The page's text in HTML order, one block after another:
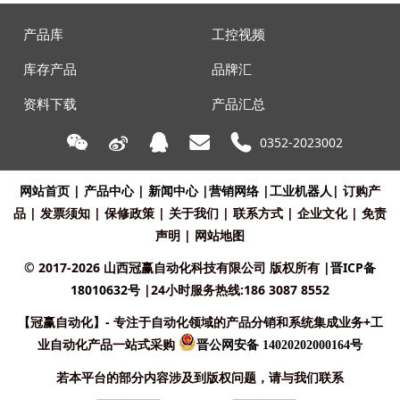
产品库
工控视频
库存产品
品牌汇
资料下载
产品汇总
0352-2023002
网站首页 | 产品中心 | 新闻中心|营销网络 |工业机器人 | 订购产
品 | 发票须知 | 保修政策 | 关于我们 | 联系方式 | 企业文化| 免责
声明 | 网站地图
© 2017-2026 山西冠赢自动化科技有限公司 版权所有 |晋ICP备
18010632号 |24小时服务热线:186 3087 8552
【冠赢自动化】- 专注于自动化领域的产品分销和系统集成业务+工
业自动化产品一站式采购
晋公网安备 14020202000164号
若本平台的部分内容涉及到版权问题，请与我们联系